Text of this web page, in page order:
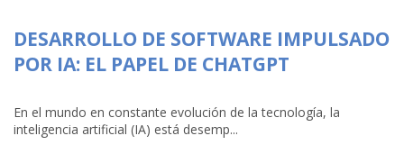
DESARROLLO DE SOFTWARE IMPULSADO
POR IA: EL PAPEL DE CHATGPT
En el mundo en constante evolución de la tecnología, la
inteligencia artificial (IA) está desemp...